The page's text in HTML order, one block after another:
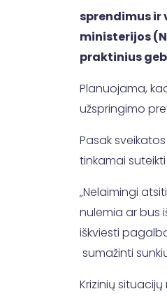
sprendimus ir
ministerijos
praktinius
Planuojama,
užspringimo
Pasak
tinkamai
„Nelaimingi
nulemia ar bus
iškviesti
sumažinti
Krizinių